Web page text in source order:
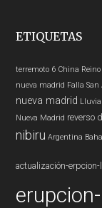
ETIQUETAS
terremoto 6 China
nueva madrid Falla San
nueva madrid
Nueva Madrid reverso
nibiru Argentina
actualización-erpcion-